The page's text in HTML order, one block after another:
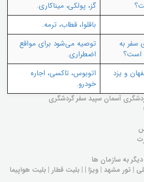
گز، پولکی، میناکاری.
باقلوا، قطاب، ترمه.
سفر به
است؟
توصیه می‌شود برای مواقع
اضطراری.
و یزد
اتوبوس، تاکسی، اجاره
خودرو.
آسمان سپید سفر گردشگری
به سازمان ها
| تور مشهد | ویزا | | بلیت قطار | بلیت هواپیما